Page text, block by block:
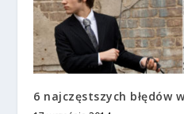
6 najczęstszych błędów